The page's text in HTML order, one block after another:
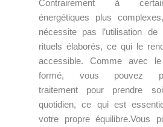
Contrairement à
énergétiques plus
nécessite pas l’utilisation
rituels élaborés, ce qui le
accessible. Comme avec
formé, vous pouvez
traitement pour prendre
quotidien, ce qui est
votre propre équilibre.Vous